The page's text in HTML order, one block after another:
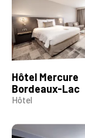
Hôtel Mercure
Bordeaux-Lac
Hôtel